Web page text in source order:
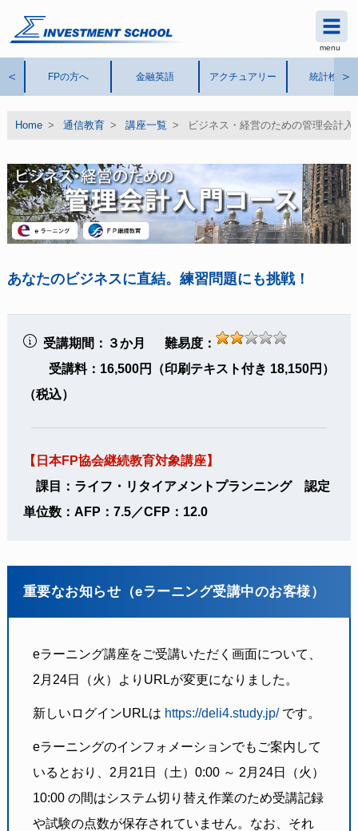
menu
＜ FPの方へ 金融英語 アクチュアリー 統計検定＞
Home> 通信教育> 講座一覧 > ビジネス・経営のための管理会計入
あなたのビジネスに直結。練習問題にも挑戦！
受講期間：３か月 難易度：
受講料：16,500円（印刷テキスト付き 18,150円）
（税込）
【日本FP協会継続教育対象講座】
課目：ライフ・リタイアメントプランニング 認定
単位数：AFP：7.5／CFP：12.0
重要なお知らせ（eラーニング受講中のお客様）
eラーニング講座をご受講いただく画面について、
2月24日（火）よりURLが変更になりました。
新しいログインURLは https://deli4.study.jp/です。
eラーニングのインフォメーションでもご案内して
いるとおり、2月21日（土）0:00 ～ 2月24日（火）
10:00 の間はシステム切り替え作業のため受講記録
や試験の点数が保存されていません。なお、それ